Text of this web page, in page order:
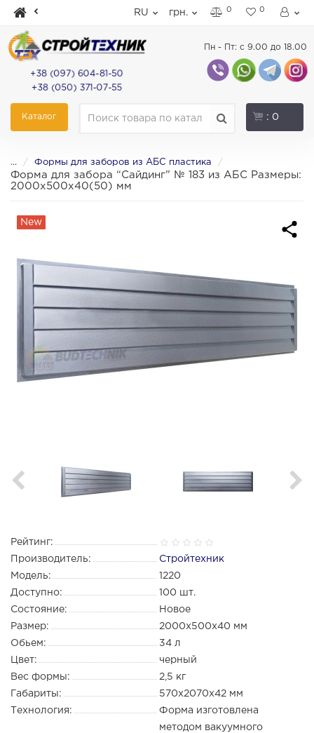
RU грн. 0 0
+38 (097) 604-81-50
+38 (050) 371-07-55
Пн - Пт: с 9.00 до 18.00
Каталог : 0
... Формы для заборов из АБС пластика
Форма для забора “Сайдинг” № 183 из АБС Размеры:
2000х500х40(50) мм
New
Рейтинг:
Производитель:
Стройтехник
Модель:
1220
Доступно:
100 шт.
Состояние:
Новое
Размер:
2000х500х40 мм
Обьем:
34 л
Цвет:
черный
Вес формы:
2,5 кг
Габариты:
570х2070х42 мм
Технология:
Форма изготовлена
методом вакуумного